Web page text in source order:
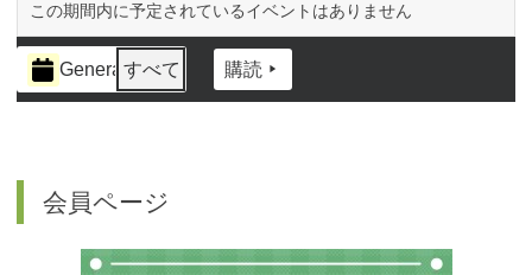
この期間内に予定されているイベントはありません
イ
ベ
Generalすべて 購読
会員ページ